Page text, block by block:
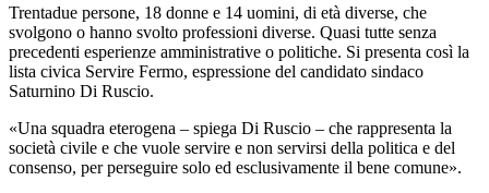
Trentadue persone, 18 donne e 14 uomini, di età diverse, che
svolgono o hanno svolto professioni diverse. Quasi tutte senza
precedenti esperienze amministrative o politiche. Si presenta così la
lista civica Servire Fermo, espressione del candidato sindaco
Saturnino Di Ruscio.
«Una squadra eterogena – spiega Di Ruscio – che rappresenta la
società civile e che vuole servire e non servirsi della politica e del
consenso, per perseguire solo ed esclusivamente il bene comune».